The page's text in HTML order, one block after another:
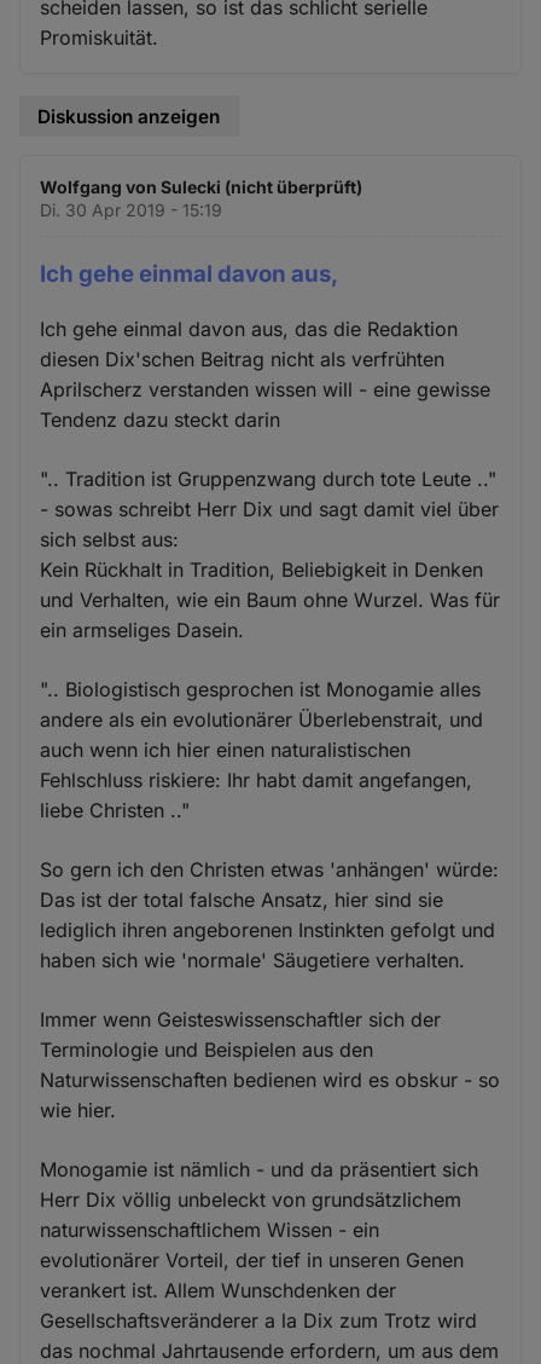
scheiden lassen, so ist das schlicht serielle
Promiskuität.
Diskussion anzeigen
Wolfgang von Sulecki (nicht überprüft)
Di. 30 Apr 2019 - 15:19
Ich gehe einmal davon aus,
Ich gehe einmal davon aus, das die Redaktion
diesen Dix'schen Beitrag nicht als verfrühten
Aprilscherz verstanden wissen will - eine gewisse
Tendenz dazu steckt darin
".. Tradition ist Gruppenzwang durch tote Leute .."
- sowas schreibt Herr Dix und sagt damit viel über
sich selbst aus:
Kein Rückhalt in Tradition, Beliebigkeit in Denken
und Verhalten, wie ein Baum ohne Wurzel. Was für
ein armseliges Dasein.
".. Biologistisch gesprochen ist Monogamie alles
andere als ein evolutionärer Überlebenstrait, und
auch wenn ich hier einen naturalistischen
Fehlschluss riskiere: Ihr habt damit angefangen,
liebe Christen .."
So gern ich den Christen etwas 'anhängen' würde:
Das ist der total falsche Ansatz, hier sind sie
lediglich ihren angeborenen Instinkten gefolgt und
haben sich wie 'normale' Säugetiere verhalten.
Immer wenn Geisteswissenschaftler sich der
Terminologie und Beispielen aus den
Naturwissenschaften bedienen wird es obskur - so
wie hier.
Monogamie ist nämlich - und da präsentiert sich
Herr Dix völlig unbeleckt von grundsätzlichem
naturwissenschaftlichem Wissen - ein
evolutionärer Vorteil, der tief in unseren Genen
verankert ist. Allem Wunschdenken der
Gesellschaftsveränderer a la Dix zum Trotz wird
das nochmal Jahrtausende erfordern, um aus dem